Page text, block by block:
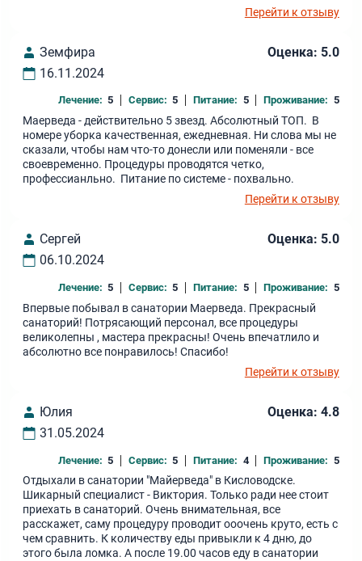
Перейти к отзыву
Земфира
16.11.2024
Оценка: 5.0
Лечение: 5 Сервис: 5 Питание: 5 Проживание: 5
Маерведа - действительно 5 звезд. Абсолютный ТОП. В
номере убoрка качественная, ежедневная. Ни слова мы не
сказали, чтобы нам что-то донесли или поменяли - все
свoевременно. Процедуры проводятся четко,
профессианльно. Питание по системе - похвально.
Перейти к отзыву
Сергей
06.10.2024
Оценка: 5.0
Лечение: 5 Сервис: 5 Питание: 5 Проживание: 5
Впервые побывал в санатории Маерведа. Прекрасный
санаторий! Потрясающий персонал, все процедуры
великолепны , мастера прекрасны! Очень впечатлило и
абсолютно все понравилось! Спасибо!
Перейти к отзыву
Юлия
31.05.2024
Оценка: 4.8
Лечение: 5 Сервис: 5 Питание: 4 Проживание: 5
Отдыхали в санатории "Майерведа" в Кисловодске.
Шикарный специалист - Виктория. Только ради нее стоит
приехать в санаторий. Очень внимательная, все
расскажет, саму процедуру проводит ооочень круто, есть с
чем сравнить. К количеству еды привыкли к 4 дню, до
этого была ломка. А после 19.00 часов еду в санатории